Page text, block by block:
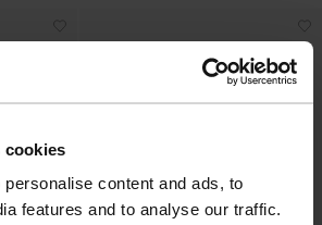
cookies
content and ads, to
features and to analyse our traffic.